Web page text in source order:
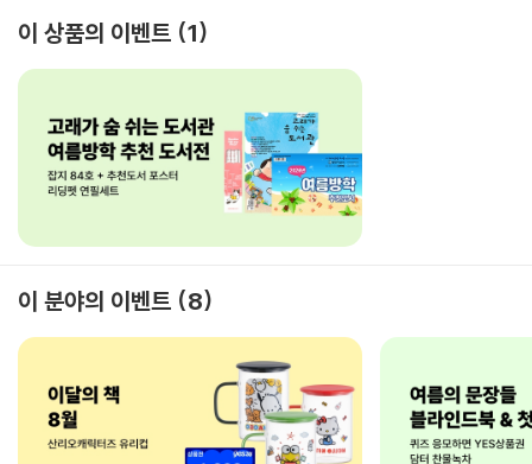
이 상품의 이벤트 1
이 분야의 이벤트 8